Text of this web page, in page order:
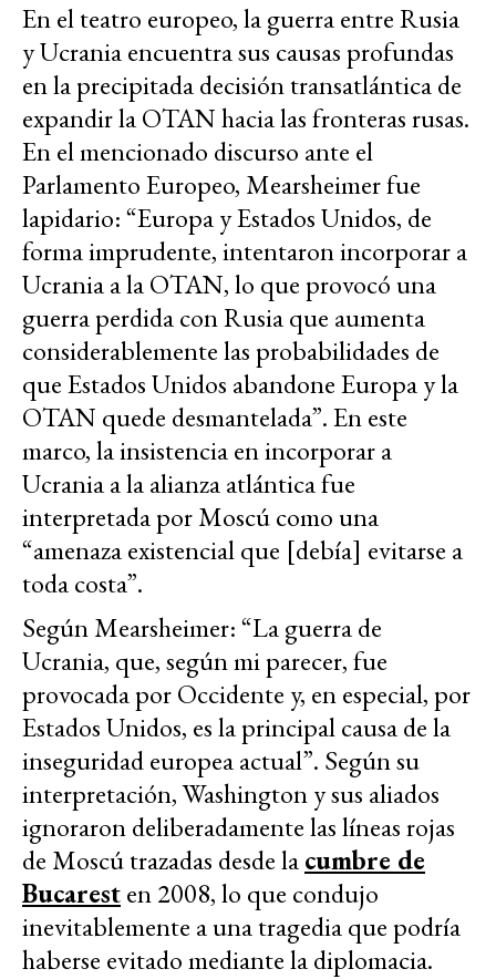
En el teatro europeo, la guerra entre Rusia
y Ucrania encuentra sus causas profundas
en la precipitada decisión transatlántica de
expandir la OTAN hacia las fronteras rusas.
En el mencionado discurso ante el
Parlamento Europeo, Mearsheimer fue
lapidario: “Europa y Estados Unidos, de
forma imprudente, intentaron incorporar a
Ucrania a la OTAN, lo que provocó una
guerra perdida con Rusia que aumenta
considerablemente las probabilidades de
que Estados Unidos abandone Europa y la
OTAN quede desmantelada”. En este
marco, la insistencia en incorporar a
Ucrania a la alianza atlántica fue
interpretada por Moscú como una
“amenaza existencial que [debía] evitarse a
toda costa”.
Según Mearsheimer: “La guerra de
Ucrania, que, según mi parecer, fue
provocada por Occidente y, en especial, por
Estados Unidos, es la principal causa de la
inseguridad europea actual”. Según su
interpretación, Washington y sus aliados
ignoraron deliberadamente las líneas rojas
de Moscú trazadas desde lacumbre de
Bucaresten 2008, lo que condujo
inevitablemente a una tragedia que podría
haberse evitado mediante la diplomacia.